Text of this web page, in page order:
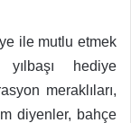
ile mutlu etmek
hediye
meraklıları,
diyenler, bahçe